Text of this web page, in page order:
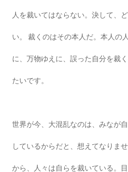
人を裁いてはならない。決して、
い。 裁くのはその本人だ。本人の
に、万物ゆえに、誤った自分を裁
たいです。
世界が今、大混乱なのは、みなが
しているからだと、想えてなりま
から、人々は自らを裁いている。